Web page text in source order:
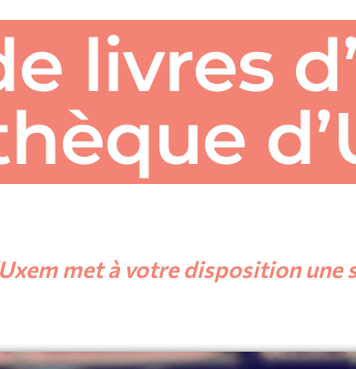
livres
met à votre disposition une